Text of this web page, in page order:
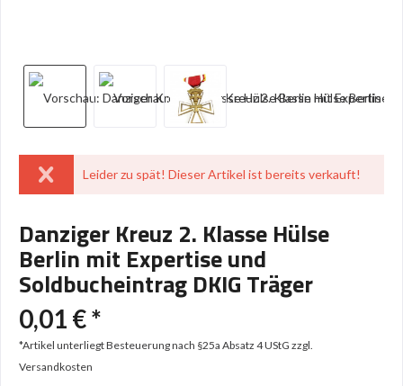
Leider zu spät! Dieser Artikel ist bereits verkauft!
Danziger Kreuz 2. Klasse Hülse
Berlin mit Expertise und
Soldbucheintrag DKIG Träger
0,01 € *
*Artikel unterliegt Besteuerung nach §25a Absatz 4 UStG zzgl.
Versandkosten